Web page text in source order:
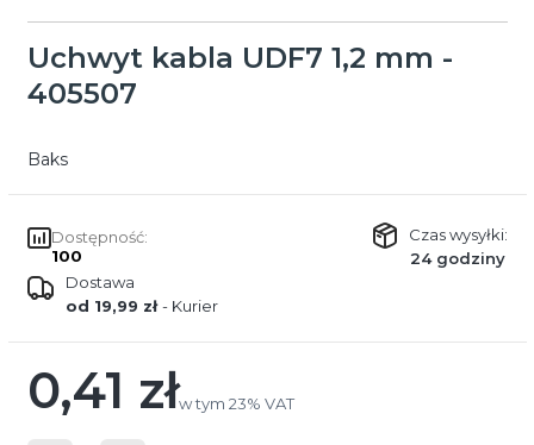
Uchwyt kabla UDF7 1,2 mm -
405507
Baks
Dostępność:
100
Czas wysyłki:
24 godziny
Dostawa
od 19,99 zł- Kurier
Cena
0,41 złw tym 23% VAT
w tym 23% VAT